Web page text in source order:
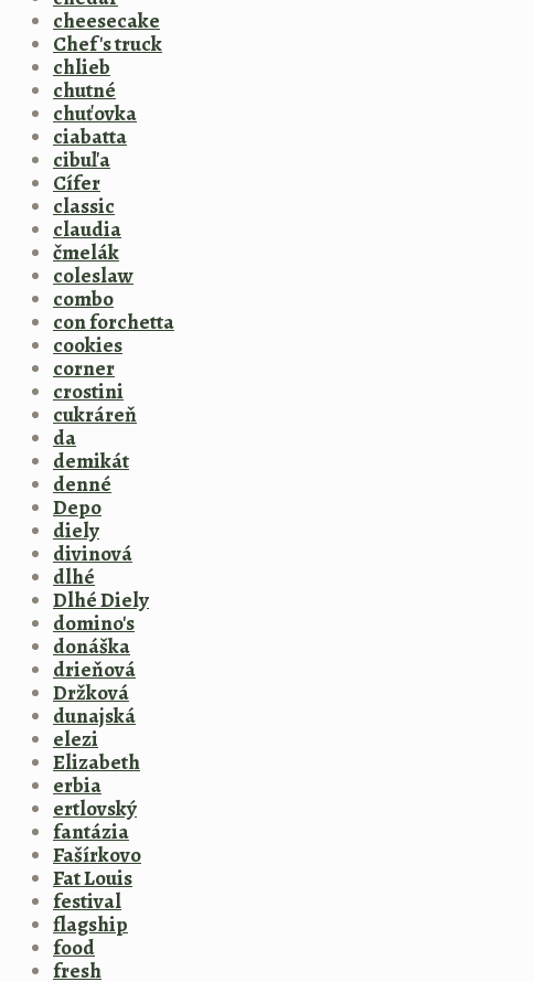
cheesecake
Chef's truck
chlieb
chutné
chuťovka
ciabatta
cibuľa
Cífer
classic
claudia
čmelák
coleslaw
combo
con forchetta
cookies
corner
crostini
cukráreň
da
demikát
denné
Depo
diely
divinová
dlhé
Dlhé Diely
domino's
donáška
drieňová
Držková
dunajská
elezi
Elizabeth
erbia
ertlovský
fantázia
Fašírkovo
Fat Louis
festival
flagship
food
fresh